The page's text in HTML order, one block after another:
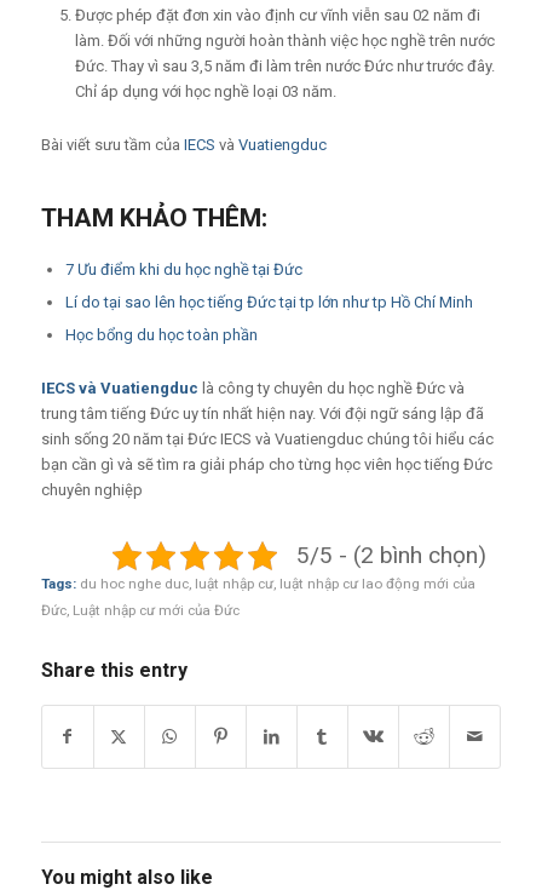
Được phép đặt đơn xin vào định cư vĩnh viễn sau 02 năm đi
làm. Đối với những người hoàn thành việc học nghề trên nước
Đức. Thay vì sau 3,5 năm đi làm trên nước Đức như trước đây.
Chỉ áp dụng với học nghề loại 03 năm.
Bài viết sưu tầm của IECS và Vuatiengduc
THAM KHẢO THÊM:
7 Ưu điểm khi du học nghề tại Đức
Lí do tại sao lên học tiếng Đức tại tp lớn như tp Hồ Chí Minh
Học bổng du học toàn phần
IECSvà Vuatiengduc là công ty chuyên du học nghề Đức và
trung tâm tiếng Đức uy tín nhất hiện nay. Với đội ngữ sáng lập đã
sinh sống 20 năm tại Đức IECS và Vuatiengduc chúng tôi hiểu các
bạn cần gì và sẽ tìm ra giải pháp cho từng học viên học tiếng Đức
chuyên nghiệp
5/5 - (2 bình chọn)
Tags: du hoc nghe duc, luật nhập cư, luật nhập cư lao động mới của
Đức, Luật nhập cư mới của Đức
Share this entry
You might also like